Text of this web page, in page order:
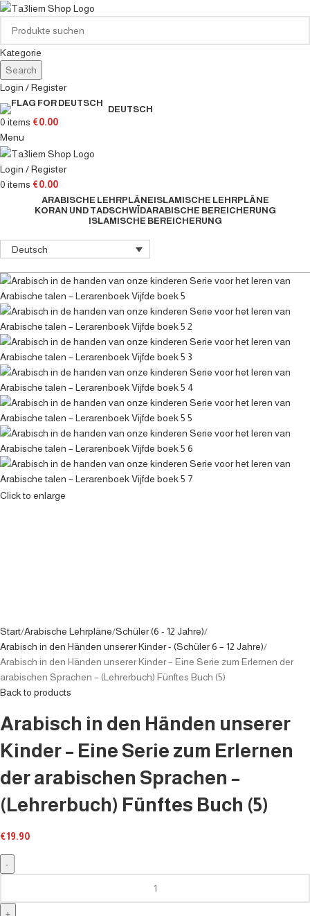
Kategorie
Search
Login / Register
DEUTSCH
0 items €0.00
Menu
Login / Register
0 items €0.00
ARABISCHE LEHRPLÄNEISLAMISCHE LEHRPLÄNE
KORAN UND TADSCHWĪDARABISCHE BEREICHERUNG
ISLAMISCHE BEREICHERUNG
Deutsch
Click to enlarge
Start Arabische Lehrpläne Schüler (6 - 12 Jahre)
Arabisch in den Händen unserer Kinder - (Schüler 6 – 12 Jahre)
Arabisch in den Händen unserer Kinder – Eine Serie zum Erlernen der
arabischen Sprachen – (Lehrerbuch) Fünftes Buch (5)
Back to products
Arabisch in den Händen unserer
Kinder – Eine Serie zum Erlernen
der arabischen Sprachen –
(Lehrerbuch) Fünftes Buch (5)
€19.90